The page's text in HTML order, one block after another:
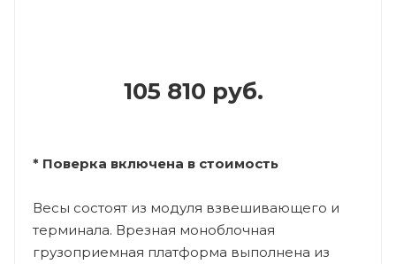
105 810 руб.
* Поверка включена в стоимость
Весы состоят из модуля взвешивающего и
терминала. Врезная моноблочная
грузоприемная платформа выполнена из